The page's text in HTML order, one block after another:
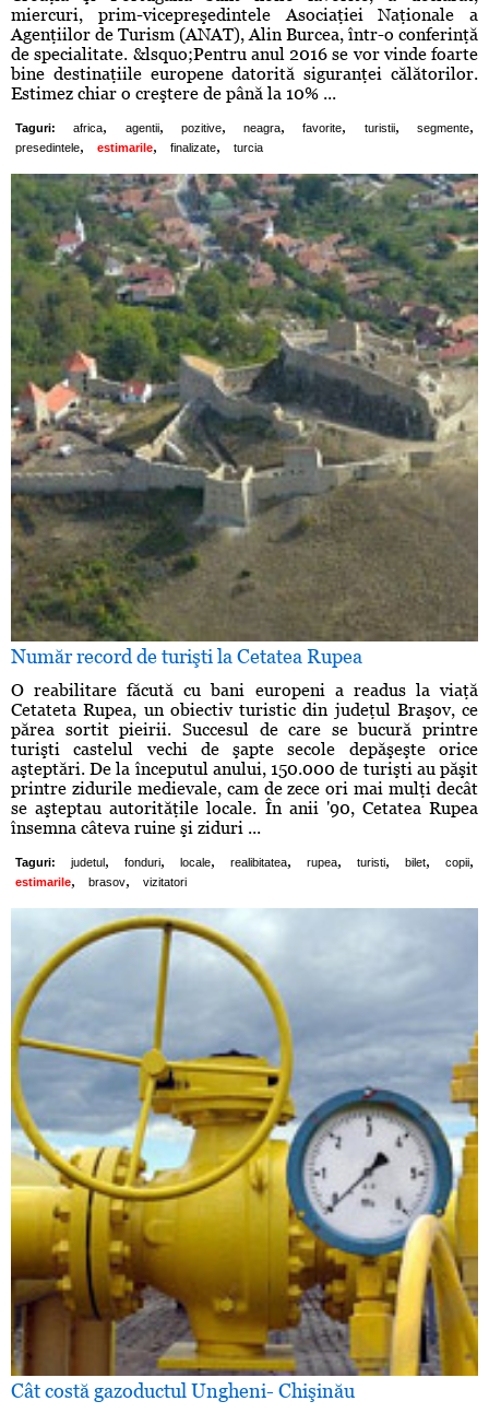
miercuri, prim-vicepreşedintele Asociaţiei Naţionale a
Agenţiilor de Turism (ANAT), Alin Burcea, într-o conferinţă
de specialitate. &lsquo;Pentru anul 2016 se vor vinde foarte
bine destinaţiile europene datorită siguranţei călătorilor.
Estimez chiar o creştere de până la 10% ...
Taguri: africa, agentii, pozitive, neagra, favorite, turistii, segmente,
presedintele, estimarile, finalizate, turcia
Număr record de turişti la Cetatea Rupea
O reabilitare făcută cu bani europeni a readus la viaţă
Cetateta Rupea, un obiectiv turistic din judeţul Braşov, ce
părea sortit pieirii. Succesul de care se bucură printre
turişti castelul vechi de şapte secole depăşeşte orice
aşteptări. De la începutul anului, 150.000 de turişti au păşit
printre zidurile medievale, cam de zece ori mai mulţi decât
se aşteptau autorităţile locale. În anii '90, Cetatea Rupea
însemna câteva ruine şi ziduri ...
Taguri: judetul , fonduri, locale, realibitatea, rupea, turisti, bilet, copii,
estimarile, brasov, vizitatori
Cât costă gazoductul Ungheni- Chişinău